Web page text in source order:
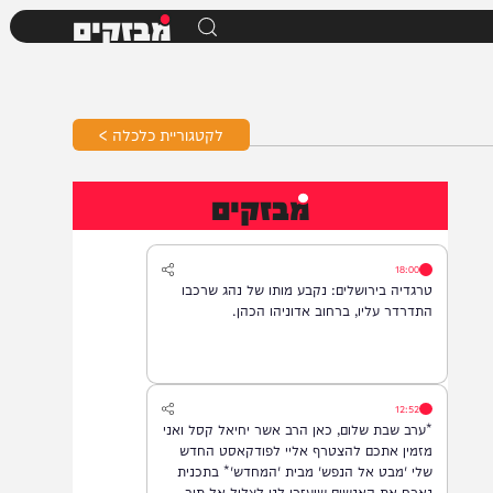
מבזקים
לקטגוריית כלכלה >
מבזקים
18:00
טרגדיה בירושלים: נקבע מותו של נהג שרכבו
12:52
*ערב שבת שלום, כאן הרב אשר יחיאל קסל ואני
מזמין אתכם להצטרף אליי לפודקאסט החדש